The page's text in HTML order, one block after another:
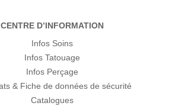
CENTRE D’INFORMATION
Infos Soins
Infos Tatouage
Infos Perçage
& Fiche de données de sécurité
Catalogues